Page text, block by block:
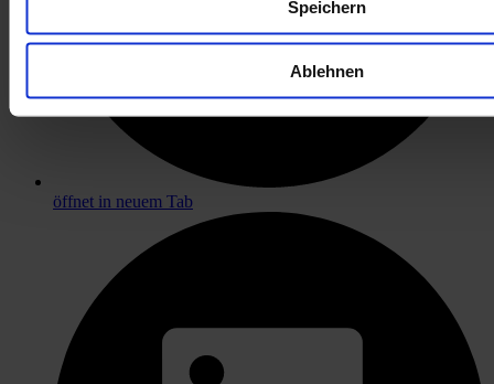
Speichern
Ablehnen
öffnet in neuem Tab